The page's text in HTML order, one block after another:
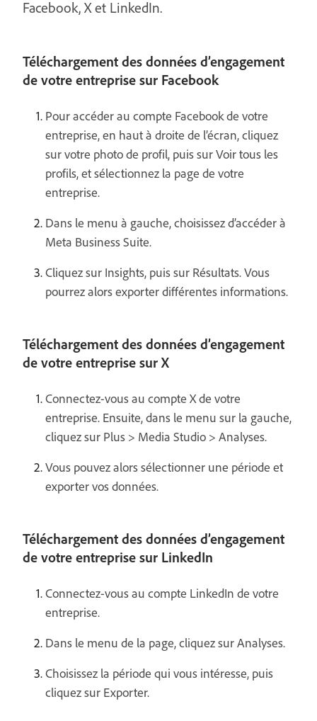
Facebook, X et LinkedIn.
Téléchargement des données d’engagement
de votre entreprise sur Facebook
Pour accéder au compte Facebook de votre
entreprise, en haut à droite de l’écran, cliquez
sur votre photo de profil, puis sur Voir tous les
profils, et sélectionnez la page de votre
entreprise.
Dans le menu à gauche, choisissez d’accéder à
Meta Business Suite.
Cliquez sur Insights, puis sur Résultats. Vous
pourrez alors exporter différentes informations.
Téléchargement des données d’engagement
de votre entreprise sur X
Connectez-vous au compte X de votre
entreprise. Ensuite, dans le menu sur la gauche,
cliquez sur Plus > Media Studio > Analyses.
Vous pouvez alors sélectionner une période et
exporter vos données.
Téléchargement des données d’engagement
de votre entreprise sur LinkedIn
Connectez-vous au compte LinkedIn de votre
entreprise.
Dans le menu de la page, cliquez sur Analyses.
Choisissez la période qui vous intéresse, puis
cliquez sur Exporter.